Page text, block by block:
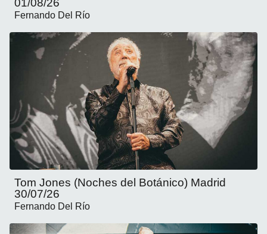
Fernando Del Río
Tom Jones (Noches del Botánico) Madrid
30/07/26
Fernando Del Río